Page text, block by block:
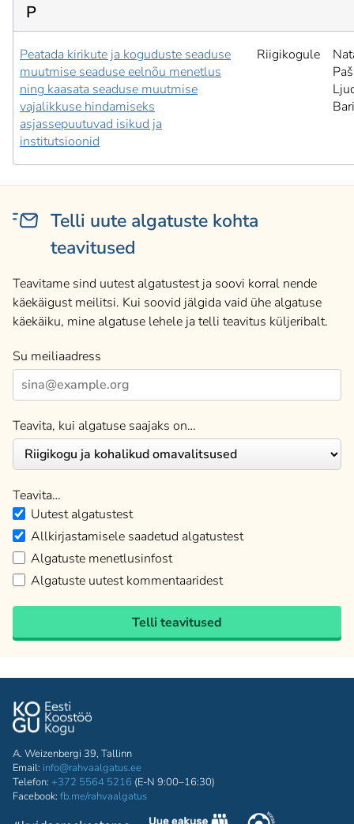
P
Peatada kirikute ja koguduste seaduse
muutmise seaduse eelnõu menetlus
ning kaasata seaduse muutmise
vajalikkuse hindamiseks
asjassepuutuvad isikud ja
institutsioonid
Riigikogule
Telli uute algatuste kohta
teavitused
Teavitame sind uutest algatustest ja soovi korral nende
käekäigust meilitsi. Kui soovid jälgida vaid ühe algatuse
käekäiku, mine algatuse lehele ja telli teavitus küljeribalt.
Su meiliaadress
Teavita, kui algatuse saajaks on…
Teavita…
Uutest algatustest
Allkirjastamisele saadetud algatustest
Algatuste menetlusinfost
Algatuste uutest kommentaaridest
Telli teavitused
A. Weizenbergi 39, Tallinn
Email: info@rahvaalgatus.ee
Telefon: +372 5564 5216 (E-N 9:00–16:30)
Facebook: fb.me/rahvaalgatus